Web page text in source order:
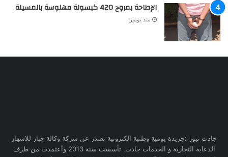
الإطاحة بمروج 420 كبسولة مهلوسة بالمسيلة
منذ يومين
جادت نيوز :جريدة يومية وطنية الكترونية تصدر عن شركة وكالة جبار للاشهار
الدعاية التجارية و الخدمات جادت, تأسست سنة 2013 وأعتمدت من طرف